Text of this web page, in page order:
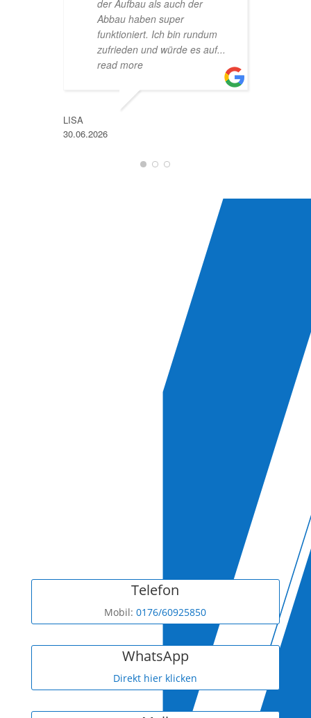
der Aufbau als auch der
Abbau haben super
funktioniert. Ich bin rundum
zufrieden und würde es auf...
read more
LISA
30.06.2026
Telefon
Mobil:0176/60925850
WhatsApp
Direkt hier klicken